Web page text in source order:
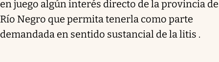
en juego algún interés directo de la provincia de
Río Negro que permita tenerla como parte
demandada en sentido sustancial de la litis .